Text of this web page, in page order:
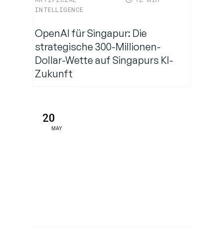
INTELLIGENCE
OpenAI für Singapur: Die
strategische 300-Millionen-
Dollar-Wette auf Singapurs KI-
Zukunft
20
MAY